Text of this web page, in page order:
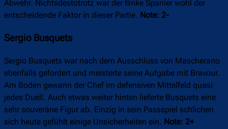
Abwehr. Nichtsdestotrotz war der flinke Spanier wohl der
entscheidende Faktor in dieser Partie. Note: 2-
Sergio Busquets
Sergio Busquets war nach dem Ausschluss von Mascherano
ebenfalls gefordert und meisterte seine Aufgabe mit Bravour.
Am Boden gewann der Chef im defensiven Mittelfeld quasi
jedes Duell. Auch etwas weiter hinten lieferte Busquets eine
sehr souveräne Figur ab. Einzig in sein Passspiel schlichen
sich heute gefühlt einige Unsicherheiten ein. Note: 2+